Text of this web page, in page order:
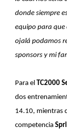
donde siempre
equipo para
ojalá podamos
sponsors y mi
Para el TC2000
dos
14.10, mientras
competencia